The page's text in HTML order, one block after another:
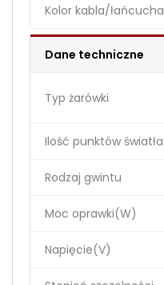
Kolor kabla/łańcucha
Dane techniczne
Typ żarówki
Ilość punktów światła
Rodzaj gwintu
Moc oprawki(W)
Napięcie(V)